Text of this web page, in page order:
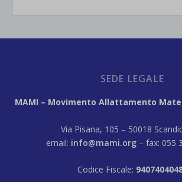
SEDE LEGALE
MAMI – Movimento Allattamento
Via Pisana, 105 – 50018
email: info@mami.org – fax: 055
Codice Fiscale: